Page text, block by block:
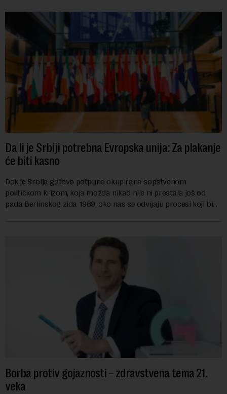
Da li je Srbiji potrebna Evropska unija: Za plakanje
će biti kasno
Dok je Srbija gotovo potpuno okupirana sopstvenom
političkom krizom, koja možda nikad nije ni prestala još od
pada Berlinskog zida 1989, oko nas se odvijaju procesi koji bi
Borba protiv gojaznosti – zdravstvena tema 21.
veka